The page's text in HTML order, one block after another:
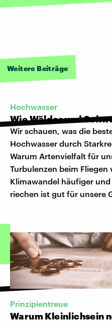
Weitere Beiträge
Hochwasser
Wie Wälder und
Wir schauen, was die
Hochwasser durch
Warum Artenvielfalt für
Turbulenzen beim Fliegen
Klimawandel häufiger
riechen ist gut für unsere
Prinzipientreue
Warum Kleinlichsein